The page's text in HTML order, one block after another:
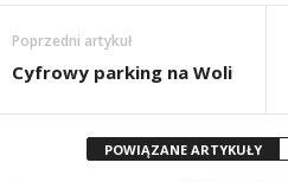
Poprzedni artykuł
Cyfrowy parking na Woli
POWIĄZANE ARTYKUŁY